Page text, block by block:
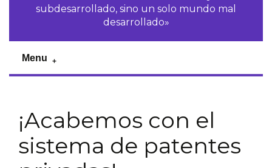
subdesarrollado, sino un solo mundo mal
desarrollado»
Menu
¡Acabemos con el
sistema de patentes